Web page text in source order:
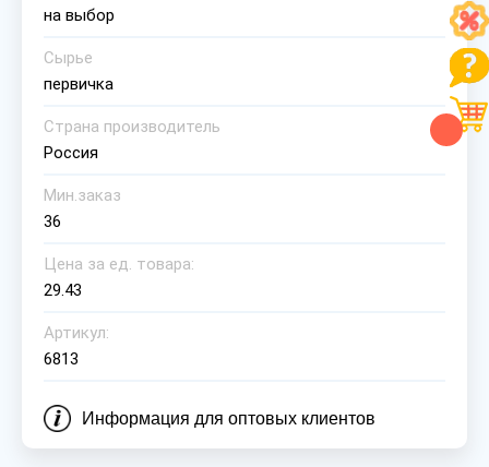
на выбор
Сырье
первичка
Страна производитель
Россия
Мин.заказ
36
Цена за ед. товара:
29.43
Артикул:
6813
Информация для оптовых клиентов